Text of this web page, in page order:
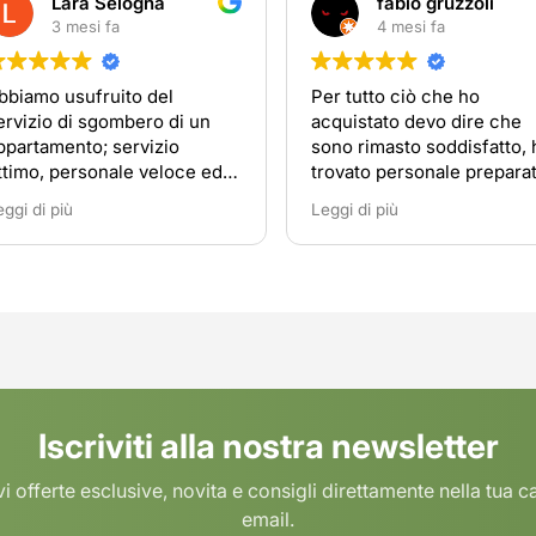
4 mesi fa
tutto ciò che ho
devo dire che
rimasto soddisfatto, ho
personale preparato e
di più
5 mesi fa
جيد
Iscriviti alla nostra newsletter
offerte esclusive, novita e consigli direttamente nella tua
email.